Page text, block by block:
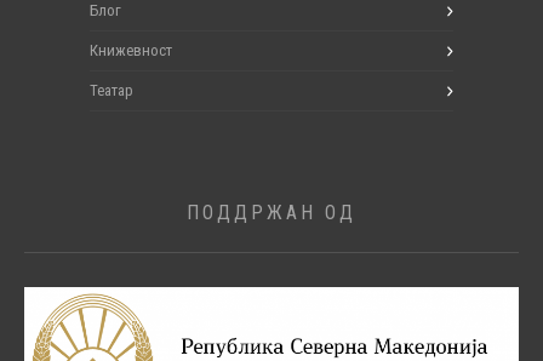
Блог
Книжевност
Театар
ПОДДРЖАН ОД